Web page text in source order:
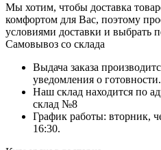
Мы хотим, чтобы доставка
комфортом для Вас, поэтому
условиями доставки и выбрать
Самовывоз со склада
Выдача заказа
уведомления о готовности.
Наш склад находится по
склад №8
График работы: вторник,
16:30.